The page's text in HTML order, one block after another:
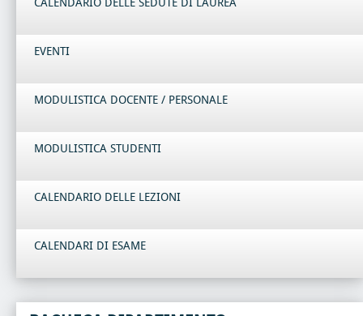
EVENTI
MODULISTICA DOCENTE / PERSONALE
MODULISTICA STUDENTI
CALENDARIO DELLE LEZIONI
CALENDARI DI ESAME